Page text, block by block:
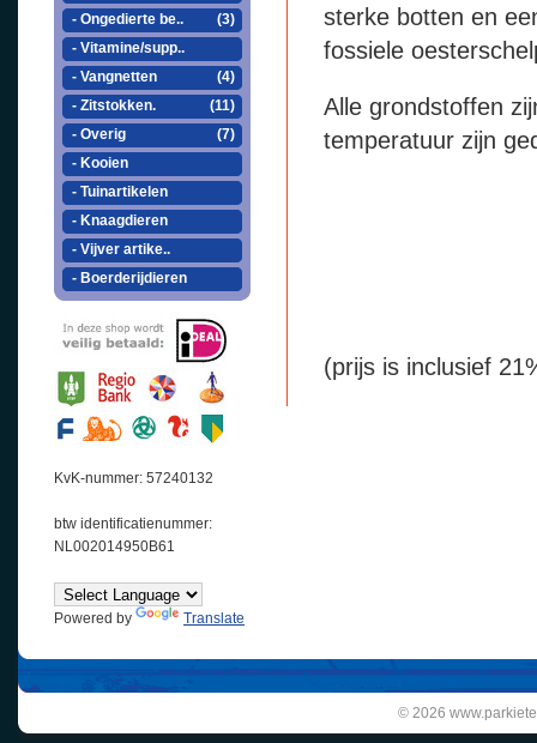
- Ongedierte be..
(3)
- Vitamine/supp..
- Vangnetten
(4)
- Zitstokken.
(11)
- Overig
(7)
- Kooien
- Tuinartikelen
- Knaagdieren
- Vijver artike..
- Boerderijdieren
KvK-nummer: 57240132
btw identificatienummer:
NL002014950B61
Powered by Translate
sterke botten en
fossiele
Alle grondstoffen
temperatuur zijn
(prijs is inclusief
© 2026